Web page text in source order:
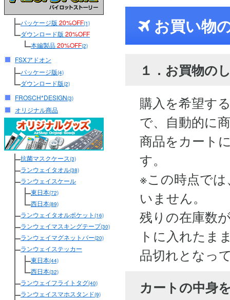
パッケージ版 20%OFF(1)
ダウンロード版 20%OFF
本編製品20%OFF(2)
FSXアドオン
パッケージ版(4)
ダウンロード版(2)
FROSCH*DESIGN(3)
オリジナル商品
抗菌マスクケース(3)
ランウェイタオル(38)
ランウェイスケール
東日本(72)
西日本(89)
ランウェイタオルポケット (16)
ランウェイマスキングテープ(30)
ランウェイマグネットバー(20)
ランウェイステッカー
東日本(44)
西日本(32)
ランウェイフライトタグ(40)
ランウェイスマホスタンド(9)
お買い物
１．お買物の
購入を希望す
で、自動的に
商品をカート
す。
※この時点で
いません。
残りの在庫数
トに入れたま
品切れとなっ
カートの中身